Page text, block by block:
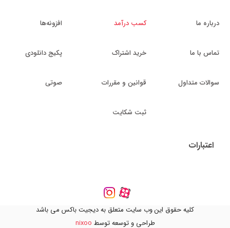
درباره ما
تماس با ما
سوالات متداول
کسب درآمد
خرید اشتراک
قوانین و مقررات
ثبت شکایت
افزونه‌ها
پکیج دانلودی
صوتی
اعتبارات
کلیه حقوق این وب سایت متعلق به دیجیت باکس می باشد
طراحی و توسعه توسط nixoo